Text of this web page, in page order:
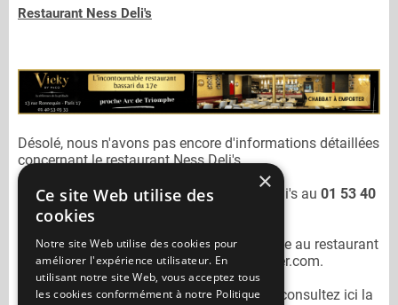
Restaurant Ness Deli's
Désolé, nous n'avons pas encore d'informations détaillées
concernant le restaurant Ness Deli's.
Vous pouvez joindre le restaurant
Ness Deli's au 01 53 40
85 17
N'oubliez pas de préciser lors de votre sortie au restaurant
Ness Deli'squ'il n'est pas sur Mangercacher.com.
Pour consulter un autre restaurant cacher
consultez ici la
×
Ce site Web utilise des
cookies
Notre site Web utilise des cookies pour
améliorer l'expérience utilisateur. En
utilisant notre site Web, vous acceptez tous
les cookies conformément à notre Politique